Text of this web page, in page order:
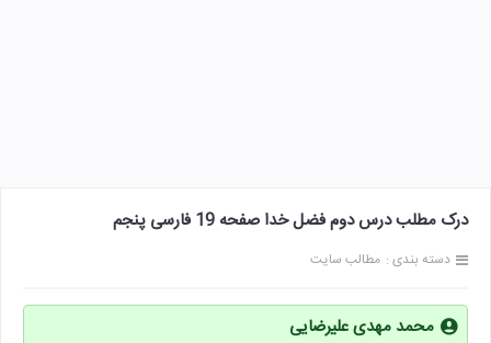
درک مطلب درس دوم فضل خدا صفحه 19 فارسی پنجم
دسته بندی : مطالب سایت
محمد مهدی علیرضایی